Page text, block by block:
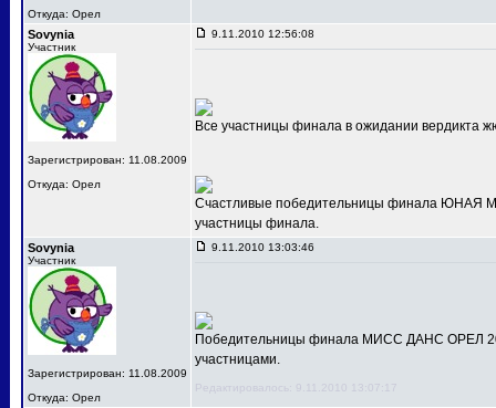
Откуда: Орел
Sovynia
Участник
Зарегистрирован: 11.08.2009
Откуда: Орел
9.11.2010 12:56:08
Все участницы финала в ожидании вердикта
Счастливые победительницы финала ЮНАЯ
участницы финала.
Sovynia
Участник
Зарегистрирован: 11.08.2009
Откуда: Орел
9.11.2010 13:03:46
Победительницы финала МИСС ДАНС ОРЕЛ
участницами.
Редактировалось: 9.11.2010 13:07:17